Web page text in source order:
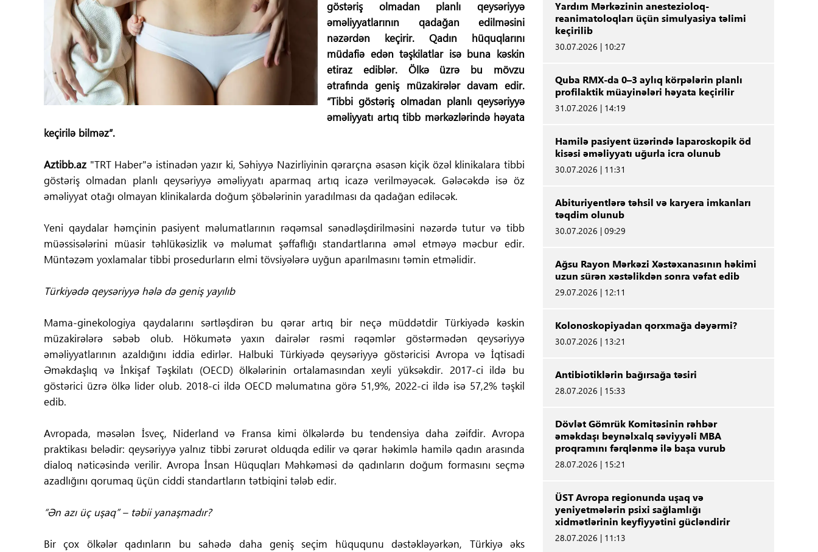
göstəriş olmadan planlı qeysəriyyə
əməliyyatlarının qadağan edilməsini
nəzərdən keçirir. Qadın hüquqlarını
müdafiə edən təşkilatlar isə buna kəskin
etiraz ediblər. Ölkə üzrə bu mövzu
ətrafında geniş müzakirələr davam edir.
“Tibbi göstəriş olmadan planlı qeysəriyyə
əməliyyatı artıq tibb mərkəzlərində həyata
keçirilə bilməz”.
Aztibb.az "TRT Haber"ə istinadən yazır ki, Səhiyyə Nazirliyinin qərarçna əsasən kiçik özəl klinikalara tibbi
göstəriş olmadan planlı qeysəriyyə əməliyyatı aparmaq artıq icazə verilməyəcək. Gələcəkdə isə öz
əməliyyat otağı olmayan klinikalarda doğum şöbələrinin yaradılması da qadağan ediləcək.
Yeni qaydalar həmçinin pasiyent məlumatlarının rəqəmsal sənədləşdirilməsini nəzərdə tutur və tibb
müəssisələrini müasir təhlükəsizlik və məlumat şəffaflığı standartlarına əməl etməyə məcbur edir.
Müntəzəm yoxlamalar tibbi prosedurların elmi tövsiyələrə uyğun aparılmasını təmin etməlidir.
Türkiyədə qeysəriyyə hələ də geniş yayılıb
Mama-ginekologiya qaydalarını sərtləşdirən bu qərar artıq bir neçə müddətdir Türkiyədə kəskin
müzakirələrə səbəb olub. Hökumətə yaxın dairələr rəsmi rəqəmlər göstərmədən qeysəriyyə
əməliyyatlarının azaldığını iddia edirlər. Halbuki Türkiyədə qeysəriyyə göstəricisi Avropa və İqtisadi
Əməkdaşlıq və İnkişaf Təşkilatı (OECD) ölkələrinin ortalamasından xeyli yüksəkdir. 2017-ci ildə bu
göstərici üzrə ölkə lider olub. 2018-ci ildə OECD məlumatına görə 51,9%, 2022-ci ildə isə 57,2% təşkil
edib.
Avropada, məsələn İsveç, Niderland və Fransa kimi ölkələrdə bu tendensiya daha zəifdir. Avropa
praktikası belədir: qeysəriyyə yalnız tibbi zərurət olduqda edilir və qərar həkimlə hamilə qadın arasında
dialoq nəticəsində verilir. Avropa İnsan Hüquqları Məhkəməsi də qadınların doğum formasını seçmə
azadlığını qorumaq üçün ciddi standartların tətbiqini tələb edir.
“Ən azı üç uşaq” – təbii yanaşmadır?
Bir çox ölkələr qadınların bu sahədə daha geniş seçim hüququnu dəstəkləyərkən, Türkiyə əks
Yardım Mərkəzinin anestezioloq-
reanimatoloqları üçün simulyasiya təlimi
keçirilib
30.07.2026 | 10:27
Quba RMX-da 0–3 aylıq körpələrin planlı
profilaktik müayinələri həyata keçirilir
31.07.2026 | 14:19
Hamilə pasiyent üzərində laparoskopik öd
kisəsi əməliyyatı uğurla icra olunub
30.07.2026 | 11:31
Abituriyentlərə təhsil və karyera imkanları
təqdim olunub
30.07.2026 | 09:29
Ağsu Rayon Mərkəzi Xəstəxanasının həkimi
uzun sürən xəstəlikdən sonra vəfat edib
29.07.2026 | 12:11
Kolonoskopiyadan qorxmağa dəyərmi?
30.07.2026 | 13:21
Antibiotiklərin bağırsağa təsiri
28.07.2026 | 15:33
Dövlət Gömrük Komitəsinin rəhbər
əməkdaşı beynəlxalq səviyyəli MBA
proqramını fərqlənmə ilə başa vurub
28.07.2026 | 15:21
ÜST Avropa regionunda uşaq və
yeniyetmələrin psixi sağlamlığı
xidmətlərinin keyfiyyətini gücləndirir
28.07.2026 | 11:13
Mühüm hadisələr